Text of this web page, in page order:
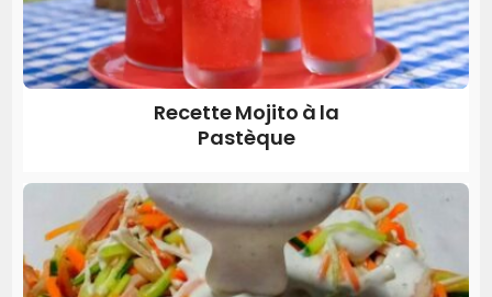
Recette Mojito à la
Pastèque